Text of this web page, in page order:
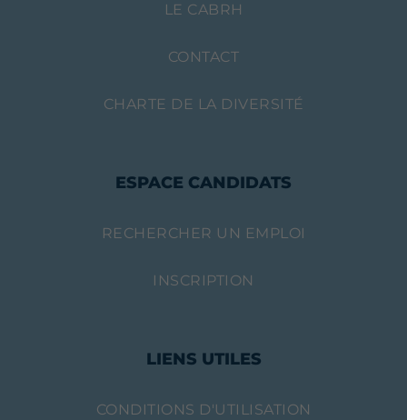
LE CABRH
CONTACT
CHARTE DE LA DIVERSITÉ
ESPACE CANDIDATS
RECHERCHER UN EMPLOI
INSCRIPTION
LIENS UTILES
CONDITIONS D'UTILISATION